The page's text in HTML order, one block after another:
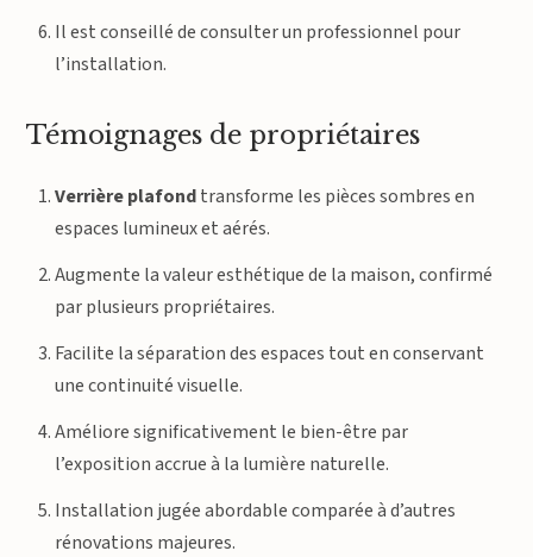
Il est conseillé de consulter un professionnel pour
l’installation.
Témoignages de propriétaires
Verrière plafondtransforme les pièces sombres en
espaces lumineux et aérés.
Augmente la valeur esthétique de la maison, confirmé
par plusieurs propriétaires.
Facilite la séparation des espaces tout en conservant
une continuité visuelle.
Améliore significativement le bien-être par
l’exposition accrue à la lumière naturelle.
Installation jugée abordable comparée à d’autres
rénovations majeures.